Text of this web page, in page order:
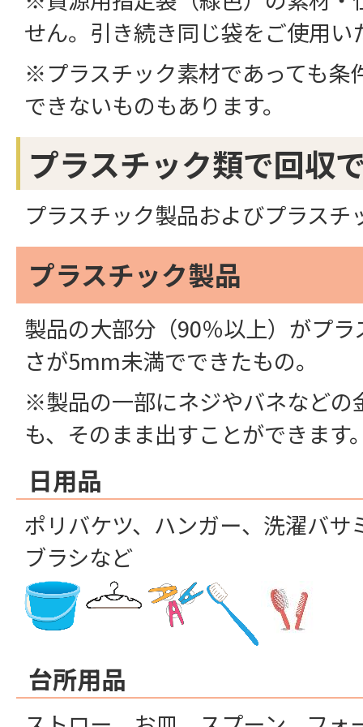
せん。引き続き同じ袋をご使用い
※プラスチック素材であっても条
できないものもあります。
プラスチック類で回収
プラスチック製品およびプラスチ
プラスチック製品
製品の大部分（90％以上）がプ
さが5mm未満でできたもの。
※製品の一部にネジやバネなどの
も、そのまま出すことができます
日用品
ポリバケツ、ハンガー、洗濯バサ
ブラシなど
台所用品